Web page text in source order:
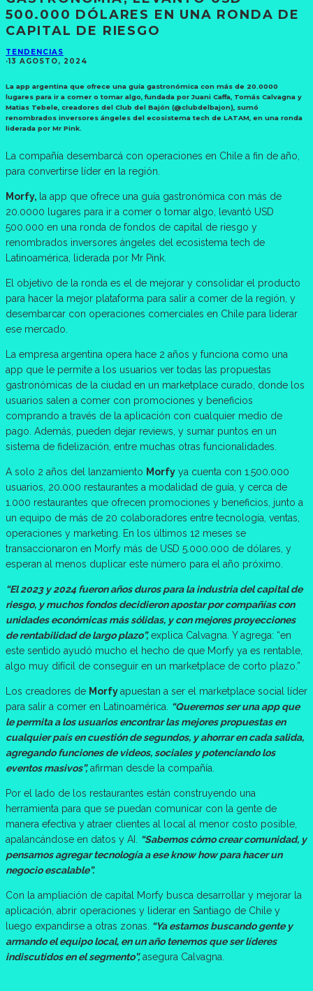
500.000 DÓLARES EN UNA RONDA DE
CAPITAL DE RIESGO
TENDENCIAS
·13 AGOSTO, 2024
La app argentina que ofrece una guía gastronómica con más de 20.0000
lugares para ir a comer o tomar algo, fundada por Juani Caffa, Tomás Calvagna y
Matias Tebele, creadores del Club del Bajón (@clubdelbajon), sumó
renombrados inversores ángeles del ecosistema tech de LATAM, en una ronda
liderada por Mr Pink.
La compañía desembarcá con operaciones en Chile a fin de año,
para convertirse líder en la región.
Morfy, la app que ofrece una guía gastronómica con más de
20.0000 lugares para ir a comer o tomar algo, levantó USD
500.000 en una ronda de fondos de capital de riesgo y
renombrados inversores ángeles del ecosistema tech de
Latinoamérica, liderada por Mr Pink.
El objetivo de la ronda es el de mejorar y consolidar el producto
para hacer la mejor plataforma para salir a comer de la región, y
desembarcar con operaciones comerciales en Chile para liderar
ese mercado.
La empresa argentina opera hace 2 años y funciona como una
app que le permite a los usuarios ver todas las propuestas
gastronómicas de la ciudad en un marketplace curado, donde los
usuarios salen a comer con promociones y beneficios
comprando a través de la aplicación con cualquier medio de
pago. Además, pueden dejar reviews, y sumar puntos en un
sistema de fidelización, entre muchas otras funcionalidades.
A solo 2 años del lanzamiento Morfy ya cuenta con 1.500.000
usuarios, 20.000 restaurantes a modalidad de guía, y cerca de
1.000 restaurantes que ofrecen promociones y beneficios, junto a
un equipo de más de 20 colaboradores entre tecnología, ventas,
operaciones y marketing. En los últimos 12 meses se
transaccionaron en Morfy más de USD 5.000.000 de dólares, y
esperan al menos duplicar este número para el año próximo.
“El 2023 y 2024 fueron años duros para la industria del capital de
riesgo, y muchos fondos decidieron apostar por compañías con
unidades económicas más sólidas, y con mejores proyecciones
de rentabilidad de largo plazo”,explica Calvagna. Y agrega: “en
este sentido ayudó mucho el hecho de que Morfy ya es rentable,
algo muy difícil de conseguir en un marketplace de corto plazo.”
Los creadores de Morfyapuestan a ser el marketplace social líder
para salir a comer en Latinoamérica. “Queremos ser una app que
le permita a los usuarios encontrar las mejores propuestas en
cualquier país en cuestión de segundos, y ahorrar en cada salida,
agregando funciones de videos, sociales y potenciando los
eventos masivos”,afirman desde la compañía.
Por el lado de los restaurantes están construyendo una
herramienta para que se puedan comunicar con la gente de
manera efectiva y atraer clientes al local al menor costo posible,
apalancándose en datos y AI. “Sabemos cómo crear comunidad, y
pensamos agregar tecnología a ese know how para hacer un
negocio escalable”.
Con la ampliación de capital Morfy busca desarrollar y mejorar la
aplicación, abrir operaciones y liderar en Santiago de Chile y
luego expandirse a otras zonas. “Ya estamos buscando gente y
armando el equipo local, en un año tenemos que ser líderes
indiscutidos en el segmento”,asegura Calvagna.